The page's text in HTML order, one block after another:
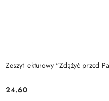
Zeszyt lekturowy "Zdążyć przed
Cena:
24.60